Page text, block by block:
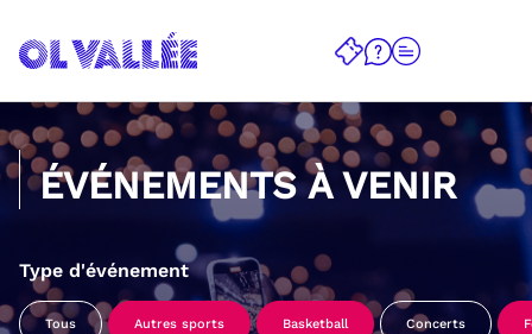
ÉVÉNEMENTS À VENIR
Type d'événement
Tous Autres sports Basketball Concerts